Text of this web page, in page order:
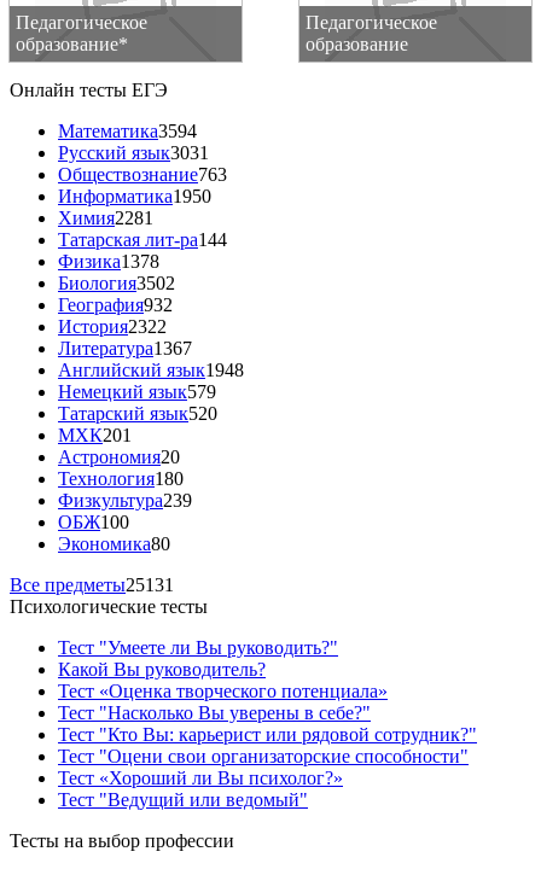
Педагогическое
образование*
Педагогическое
образование
Онлайн тесты ЕГЭ
Математика3594
Русский язык3031
Обществознание763
Информатика1950
Химия2281
Татарская лит-ра144
Физика1378
Биология3502
География932
История2322
Литература1367
Английский язык1948
Немецкий язык579
Татарский язык520
МХК201
Астрономия20
Технология180
Физкультура239
ОБЖ100
Экономика80
Все предметы25131
Психологические тесты
Тест "Умеете ли Вы руководить?"
Какой Вы руководитель?
Тест «Оценка творческого потенциала»
Тест "Насколько Вы уверены в себе?"
Тест "Кто Вы: карьерист или рядовой сотрудник?"
Тест "Оцени свои организаторские способности"
Тест «Хороший ли Вы психолог?»
Тест "Ведущий или ведомый"
Тесты на выбор профессии